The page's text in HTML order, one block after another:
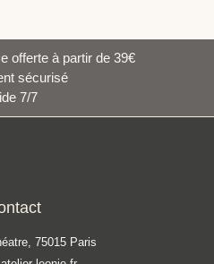
offerte à partir de 39€
sécurisé
7/7
75015 Paris